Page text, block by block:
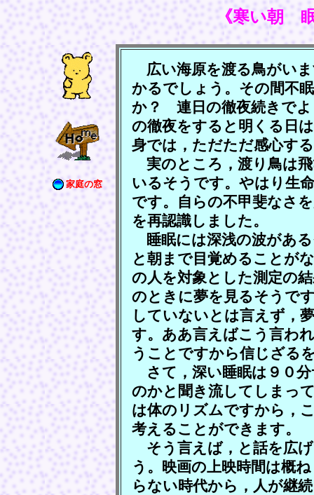
《寒い朝
家庭の窓
広い海原を渡る鳥がい
かるでしょう。その間不
か？ 連日の徹夜続きでよ
の徹夜をすると明くる日
身では，ただただ感心す
実のところ，渡り鳥は
いるそうです。やはり生
です。自らの不甲斐なさ
を再認識しました。
睡眠には深浅の波があ
と朝まで目覚めることが
の人を対象とした測定の
のときに夢を見るそうで
していないとは言えず，
す。ああ言えばこう言わ
うことですから信じざる
さて，深い睡眠は９０
のかと聞き流してしまっ
は体のリズムですから，
考えることができます。
そう言えば，と話を広
う。映画の上映時間は概
らない時代から，人が継